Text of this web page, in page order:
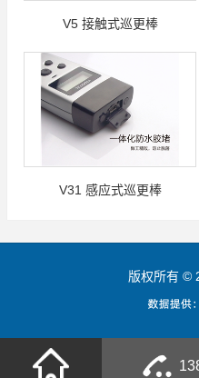
V5 接触式巡更棒
V31 感应式巡更棒
版权所有 ©